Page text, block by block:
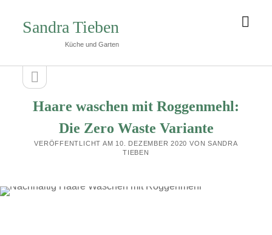
Sandra Tieben
Küche und Garten
Seitenleiste
Seitenleiste
öffnen
Haare waschen mit Roggenmehl:
Die Zero Waste Variante
VERÖFFENTLICHT AM 10. DEZEMBER 2020 VON SANDRA
TIEBEN